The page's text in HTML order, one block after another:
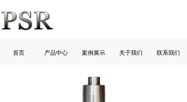
首页 产品中心 案例展示 关于我们 联系我们